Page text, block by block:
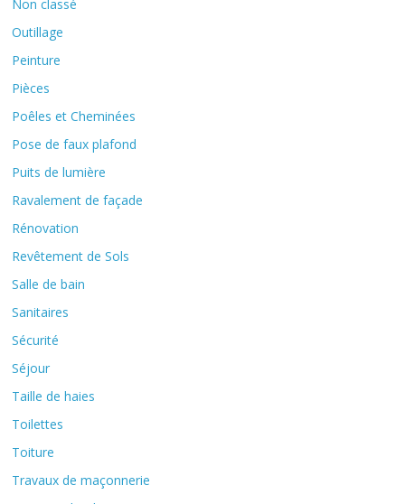
Non classé
Outillage
Peinture
Pièces
Poêles et Cheminées
Pose de faux plafond
Puits de lumière
Ravalement de façade
Rénovation
Revêtement de Sols
Salle de bain
Sanitaires
Sécurité
Séjour
Taille de haies
Toilettes
Toiture
Travaux de maçonnerie